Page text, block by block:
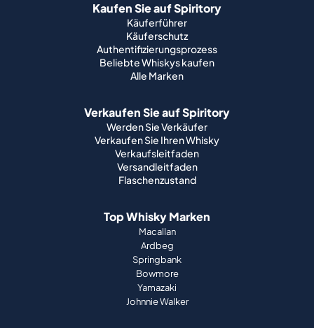
Kaufen Sie auf Spiritory
Käuferführer
Käuferschutz
Authentifizierungsprozess
Beliebte Whiskys kaufen
Alle Marken
Verkaufen Sie auf Spiritory
Werden Sie Verkäufer
Verkaufen Sie Ihren Whisky
Verkaufsleitfaden
Versandleitfaden
Flaschenzustand
Top Whisky Marken
Macallan
Ardbeg
Springbank
Bowmore
Yamazaki
Johnnie Walker